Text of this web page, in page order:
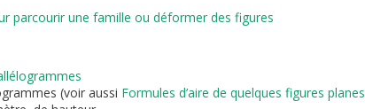
parcourir une famille ou déformer des figures
(voir aussi Formules d’aire de quelques figures planes